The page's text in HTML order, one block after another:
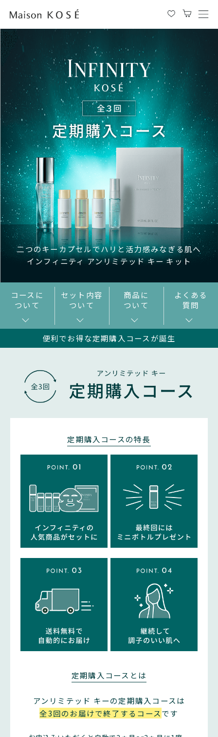
メ
ニ
を
開
す
二つのキーカプセルでハリと活力感みなぎる肌へ
インフィニティ アンリミテッド キー キット
コースに
ついて
セット内容
ついて
商品に
ついて
よくある
質問
便利でお得な定期購入コースが誕生
定期購入コースの特長
定期購入コースとは
アンリミテッド キーの定期購入コースは
全3回のお届けで終了するコースです